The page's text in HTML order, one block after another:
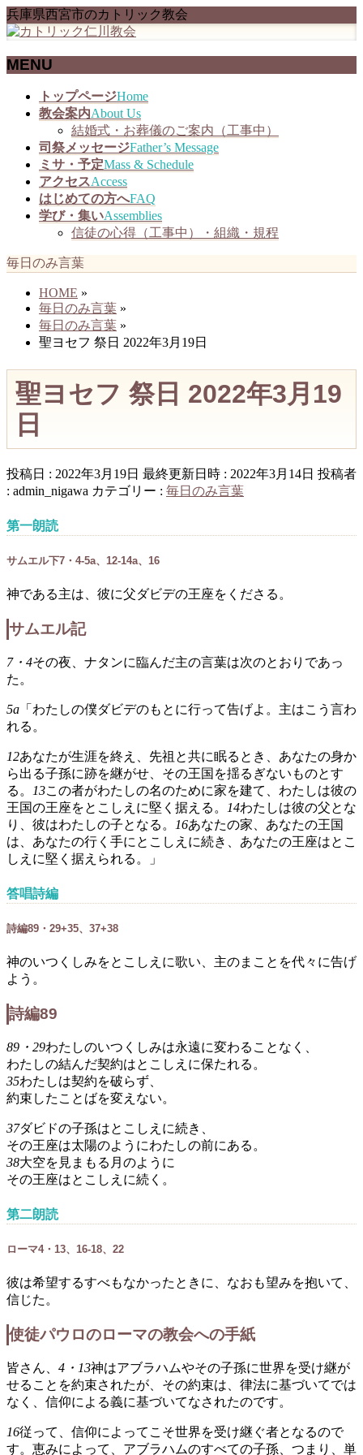
兵庫県西宮市のカトリック教会
MENU
トップページHome
教会案内About Us
結婚式・お葬儀のご案内（工事中）
司祭メッセージFather’s Message
ミサ・予定Mass & Schedule
アクセスAccess
はじめての方へFAQ
学び・集いAssemblies
信徒の心得（工事中）・組織・規程
毎日のみ言葉
HOME »
毎日のみ言葉 »
毎日のみ言葉 »
聖ヨセフ 祭日 2022年3月19日
聖ヨセフ 祭日 2022年3月19
日
投稿日 : 2022年3月19日 最終更新日時 : 2022年3月14日 投稿者
: admin_nigawa カテゴリー : 毎日のみ言葉
第一朗読
サムエル下7・4-5a、12-14a、16
神である主は、彼に父ダビデの王座をくださる。
サムエル記
7・4その夜、ナタンに臨んだ主の言葉は次のとおりであっ
た。
5a 「わたしの僕ダビデのもとに行って告げよ。主はこう言わ
れる。
12あなたが生涯を終え、先祖と共に眠るとき、あなたの身か
ら出る子孫に跡を継がせ、その王国を揺るぎないものとす
る。
13この者がわたしの名のために家を建て、わたしは彼の
王国の王座をとこしえに堅く据える。
14わたしは彼の父とな
り、彼はわたしの子となる。
16あなたの家、あなたの王国
は、あなたの行く手にとこしえに続き、あなたの王座はとこ
しえに堅く据えられる。」
答唱詩編
詩編89・29+35、37+38
神のいつくしみをとこしえに歌い、主のまことを代々に告げ
よう。
詩編89
89・29わたしのいつくしみは永遠に変わることなく、
わたしの結んだ契約はとこしえに保たれる。
35わたしは契約を破らず、
約束したことばを変えない。
37ダビドの子孫はとこしえに続き、
その王座は太陽のようにわたしの前にある。
38大空を見まもる月のように
その王座はとこしえに続く。
第二朗読
ローマ4・13、16-18、22
彼は希望するすべもなかったときに、なおも望みを抱いて、
信じた。
使徒パウロのローマの教会への手紙
皆さん、 4・13神はアブラハムやその子孫に世界を受け継が
せることを約束されたが、その約束は、律法に基づいてでは
なく、信仰による義に基づいてなされたのです。
16従って、信仰によってこそ世界を受け継ぐ者となるので
す。恵みによって、アブラハムのすべての子孫、つまり、単